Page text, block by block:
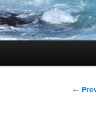
←